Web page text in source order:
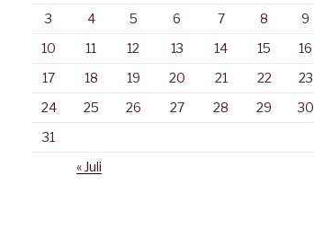
3
4 5 6 7 8
9
10
11 12 13 14 15
16
17
18 19 20 21 22
23
24
25 26 27 28 29
30
31
« Juli